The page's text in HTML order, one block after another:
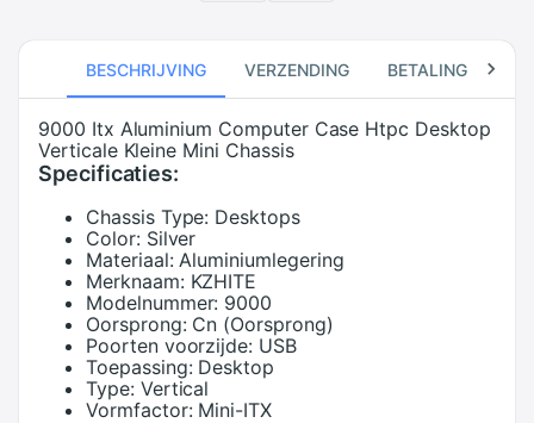
BESCHRIJVING VERZENDING BETALING
9000 Itx Aluminium Computer Case Htpc Desktop
Verticale Kleine Mini Chassis
Specificaties:
Chassis Type: Desktops
Color: Silver
Materiaal: Aluminiumlegering
Merknaam: KZHITE
Modelnummer: 9000
Oorsprong: Cn (Oorsprong)
Poorten voorzijde: USB
Toepassing: Desktop
Type: Vertical
Vormfactor: Mini-ITX